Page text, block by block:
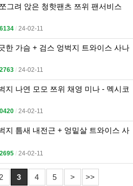
그려 앉은 청핫팬츠 쯔위 팬서비스
l 24-02-11
한 가슴 + 검스 엉벅지 트와이스 사나
l 24-02-11
지 나연 모모 쯔위 채영 미나 - 멕시코
l 24-02-11
지 틈새 내전근 + 엉밑살 트와이스 사
l 24-02-11
2 3 4 5 > >>